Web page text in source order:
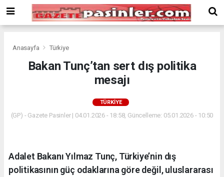
Bonusu
Veren
deneme
siteler
Veren
Anasayfa Türkiye
Bakan Tunç’tan sert dış politika
mesajı
TÜRKIYE
(GP) - Gazete Pasinler | 04.01.2026 - 18:58, Güncelleme: 05.01.2026 - 10:50
Adalet Bakanı Yılmaz Tunç, Türkiye’nin dış
politikasının güç odaklarına göre değil, uluslararası